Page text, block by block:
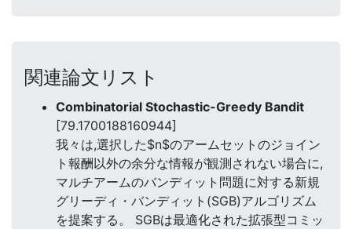
関連論文リスト
Combinatorial Stochastic-Greedy Bandit
[79.1700188160944]
我々は,選択した$n$のアームセットのジョイン
ト報酬以外の余分な情報が観測されない場合に,
マルチアームのバンディット問題に対する新規
グリーディ・バンディット(SGB)アルゴリズム
を提案する。 SGBは最適化された拡張型コミッ